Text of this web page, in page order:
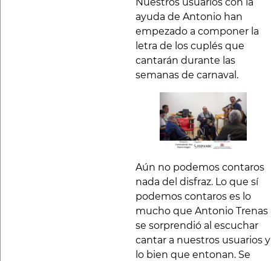
ayuda de Antonio han
empezado a componer la
letra de los cuplés que
cantarán durante las
semanas de carnaval.
Aún no podemos contaros
nada del disfraz. Lo que sí
podemos contaros es lo
mucho que Antonio Trenas
se sorprendió al escuchar
cantar a nuestros usuarios y
lo bien que entonan. Se